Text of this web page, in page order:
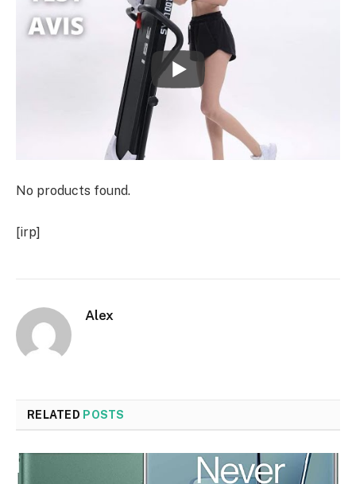
No products found.
[irp]
Alex
RELATED POSTS